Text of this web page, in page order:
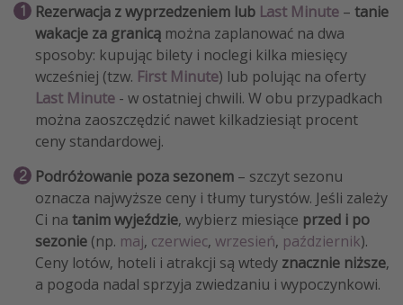
Rezerwacja z wyprzedzeniem lub Last Minute – tanie
wakacje za granicą można zaplanować na dwa
sposoby: kupując bilety i noclegi kilka miesięcy
wcześniej (tzw. First Minute) lub polując na oferty
Last Minute - w ostatniej chwili. W obu przypadkach
można zaoszczędzić nawet kilkadziesiąt procent
ceny standardowej.
Podróżowanie poza sezonem – szczyt sezonu
oznacza najwyższe ceny i tłumy turystów. Jeśli zależy
Ci na tanim wyjeździe, wybierz miesiące przed i po
sezonie (np. maj, czerwiec, wrzesień, październik).
Ceny lotów, hoteli i atrakcji są wtedy znacznie niższe,
a pogoda nadal sprzyja zwiedzaniu i wypoczynkowi.